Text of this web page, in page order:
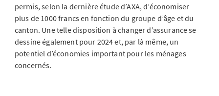
permis, selon la dernière étude d’AXA, d’économiser
plus de 1000 francs en fonction du groupe d’âge et du
canton. Une telle disposition à changer d’assurance se
dessine également pour 2024 et, par là même, un
potentiel d’économies important pour les ménages
concernés.